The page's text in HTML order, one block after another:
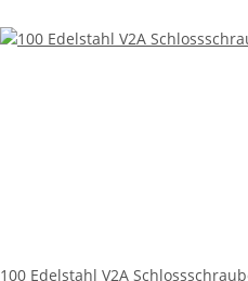
100 Edelstahl V2A